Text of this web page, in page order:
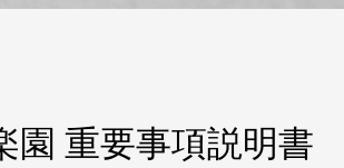
園 重要事項説明書